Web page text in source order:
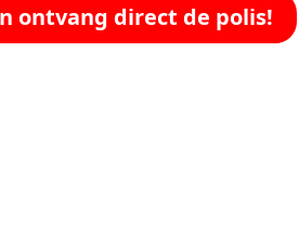
ontvang direct de polis!